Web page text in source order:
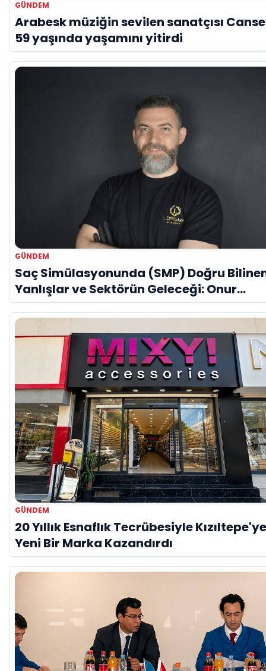
GÜNDEM
Arabesk müziğin sevilen sanatçısı
59 yaşında yaşamını yitirdi
GÜNDEM
Saç Simülasyonunda (SMP) Doğru
Yanlışlar ve Sektörün Geleceği: Onur
Akdeniz ile Özel Röportaj
GÜNDEM
20 Yıllık Esnaflık Tecrübesiyle Kızıltepe'ye
Yeni Bir Marka Kazandırdı